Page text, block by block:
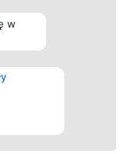
w
Kontakt
Kontakt